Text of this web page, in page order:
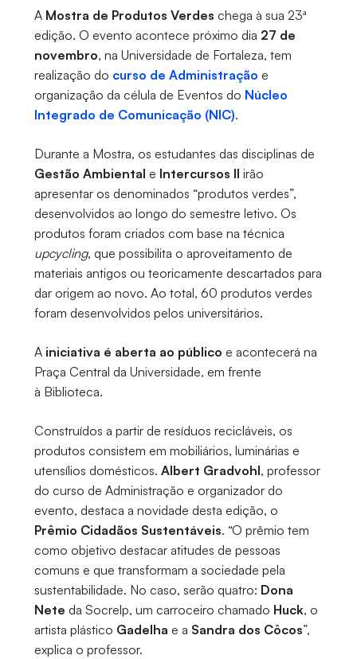
A Mostra de Produtos Verdes chega à sua 23ª
edição. O evento acontece próximo dia 27 de
novembro, na Universidade de Fortaleza, tem
realização do curso de Administração e
organização da célula de Eventos do Núcleo
Integrado de Comunicação (NIC).
Durante a Mostra, os estudantes das disciplinas de
Gestão Ambiental e Intercursos II irão
apresentar os denominados “produtos verdes”,
desenvolvidos ao longo do semestre letivo. Os
produtos foram criados com base na técnica
upcycling, que possibilita o aproveitamento de
materiais antigos ou teoricamente descartados para
dar origem ao novo. Ao total, 60 produtos verdes
foram desenvolvidos pelos universitários.
A iniciativa é aberta ao público e acontecerá na
Praça Central da Universidade, em frente
à Biblioteca.
Construídos a partir de resíduos recicláveis, os
produtos consistem em mobiliários, luminárias e
utensílios domésticos. Albert Gradvohl, professor
do curso de Administração e organizador do
evento, destaca a novidade desta edição, o
Prêmio Cidadãos Sustentáveis. “O prêmio tem
como objetivo destacar atitudes de pessoas
comuns e que transformam a sociedade pela
sustentabilidade. No caso, serão quatro: Dona
Nete da Socrelp, um carroceiro chamado Huck, o
artista plástico Gadelha e a Sandra dos Côcos”,
explica o professor.